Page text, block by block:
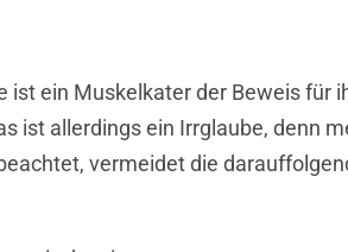
ist ein Muskelkater der Beweis für
ist allerdings ein Irrglaube, denn
vermeidet die